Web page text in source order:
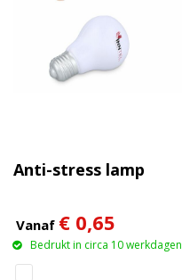
Anti-stress lamp
Vanaf € 0,65
Bedrukt in circa 10 werkdagen